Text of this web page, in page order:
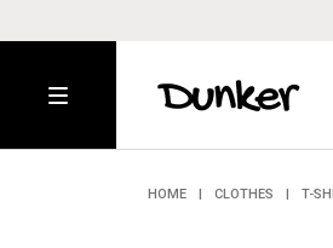
HOME CLOTHES T-